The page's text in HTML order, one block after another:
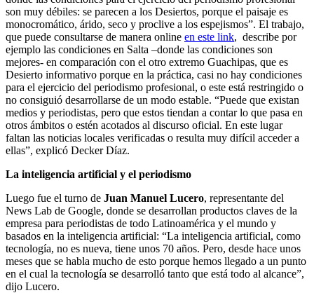
son muy débiles: se parecen a los Desiertos, porque el paisaje es
monocromático, árido, seco y proclive a los espejismos”. El trabajo,
que puede consultarse de manera online en este link, describe por
ejemplo las condiciones en Salta –donde las condiciones son
mejores- en comparación con el otro extremo Guachipas, que es
Desierto informativo porque en la práctica, casi no hay condiciones
para el ejercicio del periodismo profesional, o este está restringido o
no consiguió desarrollarse de un modo estable. “Puede que existan
medios y periodistas, pero que estos tiendan a contar lo que pasa en
otros ámbitos o estén acotados al discurso oficial. En este lugar
faltan las noticias locales verificadas o resulta muy difícil acceder a
ellas”, explicó Decker Díaz.
La inteligencia artificial y el periodismo
Luego fue el turno de Juan Manuel Lucero, representante del
News Lab de Google, donde se desarrollan productos claves de la
empresa para periodistas de todo Latinoamérica y el mundo y
basados en la inteligencia artificial: “La inteligencia artificial, como
tecnología, no es nueva, tiene unos 70 años. Pero, desde hace unos
meses que se habla mucho de esto porque hemos llegado a un punto
en el cual la tecnología se desarrolló tanto que está todo al alcance”,
dijo Lucero.